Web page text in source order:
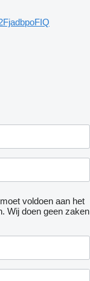
voldoen aan het
Wij doen geen zaken